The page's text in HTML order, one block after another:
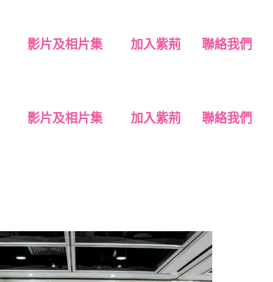
影片及相片集 加入紫荊 聯絡我們
影片及相片集 加入紫荊 聯絡我們